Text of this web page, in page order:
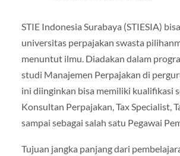
STIE Indonesia Surabaya (STIESIA)
universitas perpajakan swasta
menuntut ilmu. Diadakan dalam
studi Manajemen Perpajakan di
ini diinginkan bisa memiliki kualifikasi
Konsultan Perpajakan, Tax Specialist,
sampai sebagai salah satu Pegawai
Tujuan jangka panjang dari